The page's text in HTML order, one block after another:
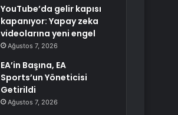
YouTube’da gelir kapısı
kapanıyor: Yapay zeka
videolarına yeni engel
Ağustos 7, 2026
EA’in Başına, EA
Sports’un Yöneticisi
Getirildi
Ağustos 7, 2026